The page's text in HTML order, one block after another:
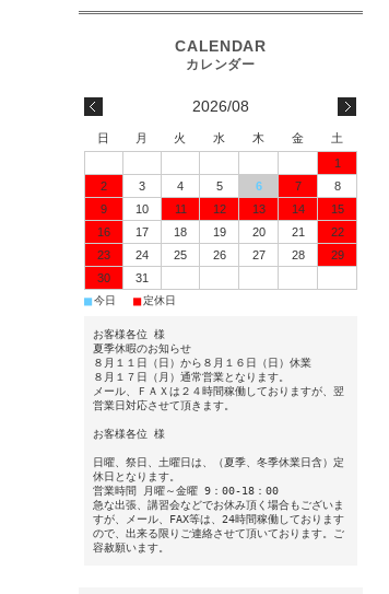
2026/08
日 月 火 水 木 金
土
1
2
3 4 5 6 7
8
9
10 11 12 13 14
15
16
17 18 19 20 21
22
23
24 25 26 27 28
29
30
31
■今日 ■定休日
お客様各位 様
夏季休暇のお知らせ
８月１１日（日）から８月１６日（日）休業
８月１７日（月）通常営業となります。
メール、ＦＡＸは２４時間稼働しておりますが、翌
営業日対応させて頂きます。
お客様各位 様
日曜、祭日、土曜日は、（夏季、冬季休業日含）定
休日となります。
営業時間 月曜～金曜 9：00-18：00
急な出張、講習会などでお休み頂く場合もございま
すが、メール、FAX等は、24時間稼働しております
ので、出来る限りご連絡させて頂いております。ご
容赦願います。